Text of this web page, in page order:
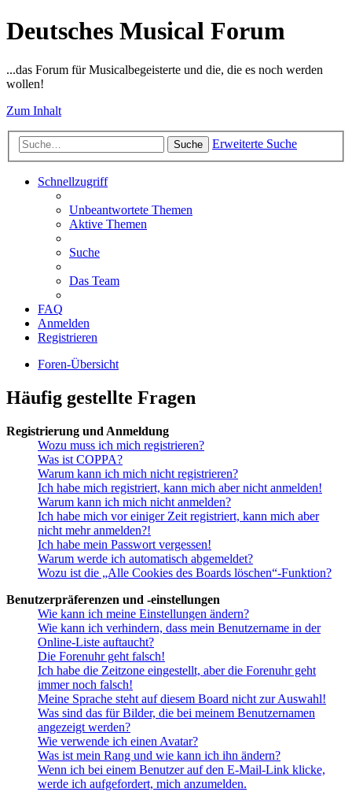
Deutsches Musical Forum
...das Forum für Musicalbegeisterte und die, die es noch werden
wollen!
Zum Inhalt
Suche Erweiterte Suche
Schnellzugriff
Unbeantwortete Themen
Aktive Themen
Suche
Das Team
FAQ
Anmelden
Registrieren
Foren-Übersicht
Häufig gestellte Fragen
Registrierung und Anmeldung
Wozu muss ich mich registrieren?
Was ist COPPA?
Warum kann ich mich nicht registrieren?
Ich habe mich registriert, kann mich aber nicht anmelden!
Warum kann ich mich nicht anmelden?
Ich habe mich vor einiger Zeit registriert, kann mich aber
nicht mehr anmelden?!
Ich habe mein Passwort vergessen!
Warum werde ich automatisch abgemeldet?
Wozu ist die „Alle Cookies des Boards löschen“-Funktion?
Benutzerpräferenzen und -einstellungen
Wie kann ich meine Einstellungen ändern?
Wie kann ich verhindern, dass mein Benutzername in der
Online-Liste auftaucht?
Die Forenuhr geht falsch!
Ich habe die Zeitzone eingestellt, aber die Forenuhr geht
immer noch falsch!
Meine Sprache steht auf diesem Board nicht zur Auswahl!
Was sind das für Bilder, die bei meinem Benutzernamen
angezeigt werden?
Wie verwende ich einen Avatar?
Was ist mein Rang und wie kann ich ihn ändern?
Wenn ich bei einem Benutzer auf den E-Mail-Link klicke,
werde ich aufgefordert, mich anzumelden.